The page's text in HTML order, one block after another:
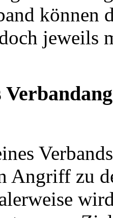
können
jeweils
Angriff zu